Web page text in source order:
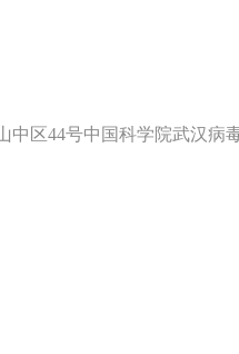
中区44号中国科学院武汉病